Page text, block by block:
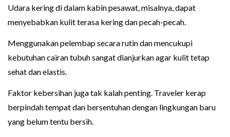
Udara kering di dalam kabin pesawat, misalnya, dapat
menyebabkan kulit terasa kering dan pecah-pecah.
Menggunakan pelembap secara rutin dan mencukupi
kebutuhan cairan tubuh sangat dianjurkan agar kulit tetap
sehat dan elastis.
Faktor kebersihan juga tak kalah penting. Traveler kerap
berpindah tempat dan bersentuhan dengan lingkungan baru
yang belum tentu bersih.